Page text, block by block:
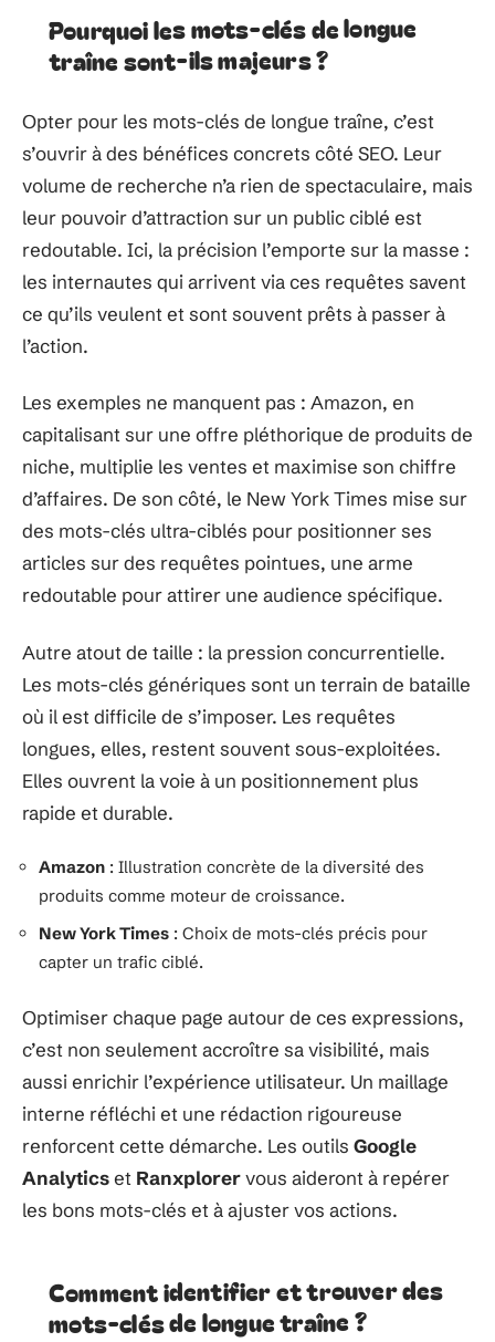
Pourquoi les mots-clés de longue
traîne sont-ils majeurs ?
Opter pour les mots-clés de longue traîne, c’est
s’ouvrir à des bénéfices concrets côté SEO. Leur
volume de recherche n’a rien de spectaculaire, mais
leur pouvoir d’attraction sur un public ciblé est
redoutable. Ici, la précision l’emporte sur la masse :
les internautes qui arrivent via ces requêtes savent
ce qu’ils veulent et sont souvent prêts à passer à
l’action.
Les exemples ne manquent pas : Amazon, en
capitalisant sur une offre pléthorique de produits de
niche, multiplie les ventes et maximise son chiffre
d’affaires. De son côté, le New York Times mise sur
des mots-clés ultra-ciblés pour positionner ses
articles sur des requêtes pointues, une arme
redoutable pour attirer une audience spécifique.
Autre atout de taille : la pression concurrentielle.
Les mots-clés génériques sont un terrain de bataille
où il est difficile de s’imposer. Les requêtes
longues, elles, restent souvent sous-exploitées.
Elles ouvrent la voie à un positionnement plus
rapide et durable.
Amazon : Illustration concrète de la diversité des
produits comme moteur de croissance.
New York Times : Choix de mots-clés précis pour
capter un trafic ciblé.
Optimiser chaque page autour de ces expressions,
c’est non seulement accroître sa visibilité, mais
aussi enrichir l’expérience utilisateur. Un maillage
interne réfléchi et une rédaction rigoureuse
renforcent cette démarche. Les outils Google
Analyticset Ranxplorervous aideront à repérer
les bons mots-clés et à ajuster vos actions.
Comment identifier et trouver des
mots-clés de longue traîne ?